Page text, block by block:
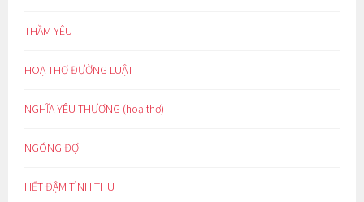
THẦM YÊU
HOẠ THƠ ĐƯỜNG LUẬT
NGHĨA YÊU THƯƠNG (hoạ thơ)
NGÓNG ĐỢI
HẾT ĐẬM TÌNH THU